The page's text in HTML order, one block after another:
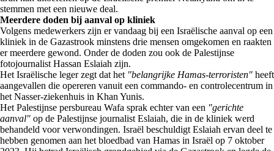
stemmen met een nieuwe deal.
Meerdere doden bij aanval op kliniek
Volgens medewerkers zijn er vandaag bij een Israëlische aanval op een
kliniek in de Gazastrook minstens drie mensen omgekomen en raakten
er meerdere gewond. Onder de doden zou ook de Palestijnse
fotojournalist Hassan Eslaiah zijn.
Het Israëlische leger zegt dat het "belangrijke Hamas-terroristen" heeft
aangevallen die opereren vanuit een commando- en controlecentrum in
het Nasser-ziekenhuis in Khan Yunis.
Het Palestijnse persbureau Wafa sprak echter van een "gerichte
aanval" op de Palestijnse journalist Eslaiah, die in de kliniek werd
behandeld voor verwondingen. Israël beschuldigt Eslaiah ervan deel te
hebben genomen aan het bloedbad van Hamas in Israël op 7 oktober